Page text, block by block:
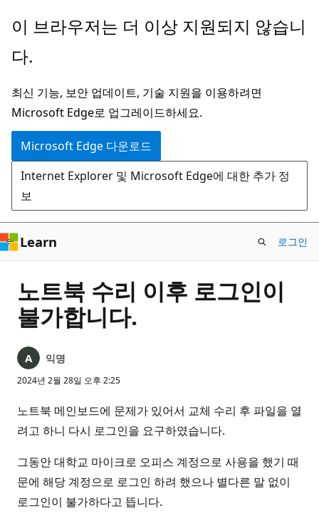
주
콘
츠
로
건
너
뛰
기
이 브라우저는 더 이상 지원되지 않습니
다.
최신 기능, 보안 업데이트, 기술 지원을 이용하려면
Microsoft Edge로 업그레이드하세요.
Microsoft Edge 다운로드
Internet Explorer 및 Microsoft Edge에 대한 추가 정
보
Learn 로그인
노트북 수리 이후 로그인이
불가합니다.
익명
2024년 2월 28일 오후 2:25
노트북 메인보드에 문제가 있어서 교체 수리 후 파일을 열
려고 하니 다시 로그인을 요구하였습니다.
그동안 대학교 마이크로 오피스 계정으로 사용을 했기 때
문에 해당 계정으로 로그인 하려 했으나 별다른 말 없이
로그인이 불가하다고 뜹니다.